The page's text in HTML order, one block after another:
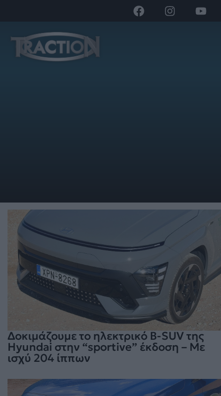
Δοκιμάζουμε το ηλεκτρικό B-SUV της
Hyundai στην “sportive” έκδοση – Με
ισχύ 204 ίππων